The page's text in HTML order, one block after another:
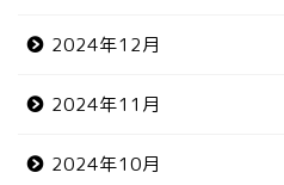
2024年12月
2024年11月
2024年10月